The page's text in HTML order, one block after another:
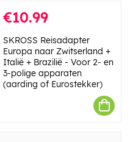
€10.99
SKROSS Reisadapter
Europa naar Zwitserland +
Italië + Brazilië - Voor 2- en
3-polige apparaten
(aarding of Eurostekker)